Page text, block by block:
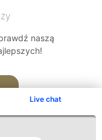
Live chat
naszą